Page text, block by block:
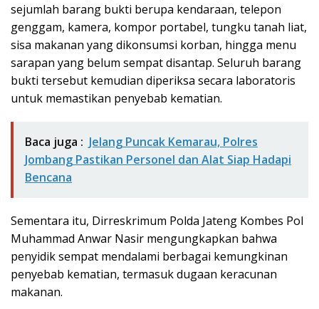
sejumlah barang bukti berupa kendaraan, telepon
genggam, kamera, kompor portabel, tungku tanah liat,
sisa makanan yang dikonsumsi korban, hingga menu
sarapan yang belum sempat disantap. Seluruh barang
bukti tersebut kemudian diperiksa secara laboratoris
untuk memastikan penyebab kematian.
Baca juga : Jelang Puncak Kemarau, Polres
Jombang Pastikan Personel dan Alat Siap Hadapi
Bencana
Sementara itu, Dirreskrimum Polda Jateng Kombes Pol
Muhammad Anwar Nasir mengungkapkan bahwa
penyidik sempat mendalami berbagai kemungkinan
penyebab kematian, termasuk dugaan keracunan
makanan.